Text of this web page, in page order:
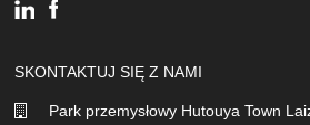
SKONTAKTUJ SIĘ Z NAMI
Park przemysłowy Hutouya Town